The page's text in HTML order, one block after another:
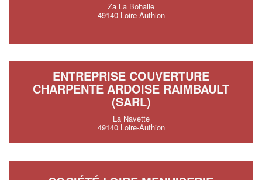
Za La Bohalle
49140 Loire-Authion
ENTREPRISE COUVERTURE
CHARPENTE ARDOISE RAIMBAULT
(SARL)
La Navette
49140 Loire-Authion